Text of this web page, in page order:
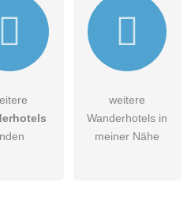
dieAGB
ich zur Kenntnis genommen.
weitere
Wanderhotels in
meiner Nähe